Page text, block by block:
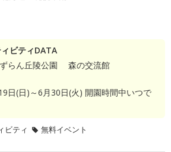
ビティDATA
らん丘陵公園 森の交流館
日(日)～6月30日(火) 開園時間中いつで
ビティ 無料イベント